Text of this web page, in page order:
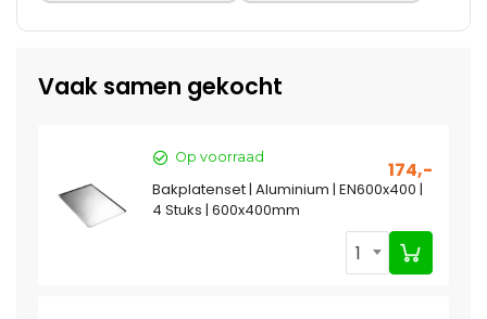
Vaak samen gekocht
Op voorraad
174,-
Bakplatenset | Aluminium | EN600x400 |
4 Stuks | 600x400mm
1